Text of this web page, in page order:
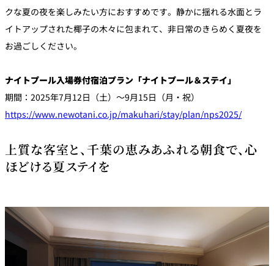
クな夏の夜を楽しみたい方におすすめです。静かに揺れる水面とラ
イトアップされた椰子の木々に包まれて、非日常のきらめく夏夜を
お過ごしください。
ナイトプール入場券付宿泊プラン「ナイトプール＆ステイ」
期間：2025年7月12日（土）～9月15日（月・祝）
https://www.newotani.co.jp/makuhari/stay/plan/nps2025/
上質な客室と、千葉の恵みあふれる朝食で、心
ほどける夏ステイを